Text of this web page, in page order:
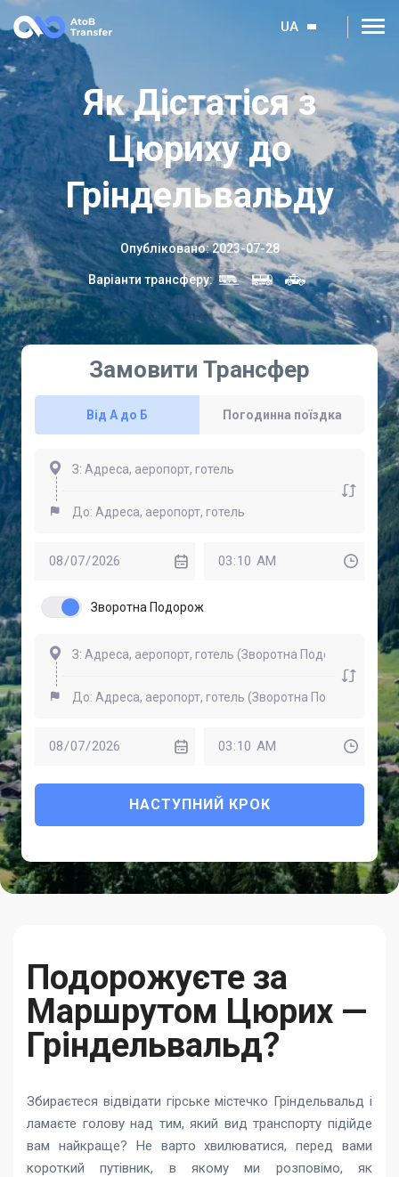
UA
Як Дістатіся з
Цюриху до
Гріндельвальду
Опубліковано:2023-07-28
Варіанти трансферу:
Замовити Трансфер
Від А до Б Погодинна поїздка
Зворотна Подорож
НАСТУПНИЙ КРОК
Подорожуєте за
Маршрутом Цюрих —
Гріндельвальд?
Збираєтеся відвідати гірське містечко Гріндельвальд і
ламаєте голову над тим, який вид транспорту підійде
вам найкраще? Не варто хвилюватися, перед вами
короткий путівник, в якому ми розповімо, як